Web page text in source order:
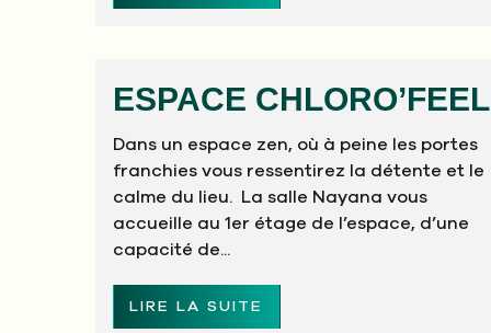
ESPACE CHLORO’FEEL
Dans un espace zen, où à peine les portes
franchies vous ressentirez la détente et le
calme du lieu. La salle Nayana vous
accueille au 1er étage de l’espace, d’une
capacité de...
LIRE LA SUITE